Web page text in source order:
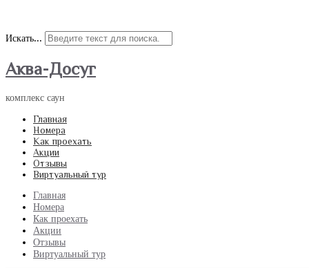
Искать...
Аква-Досуг
комплекс саун
Главная
Номера
Как проехать
Акции
Отзывы
Виртуальный тур
Главная
Номера
Как проехать
Акции
Отзывы
Виртуальный тур